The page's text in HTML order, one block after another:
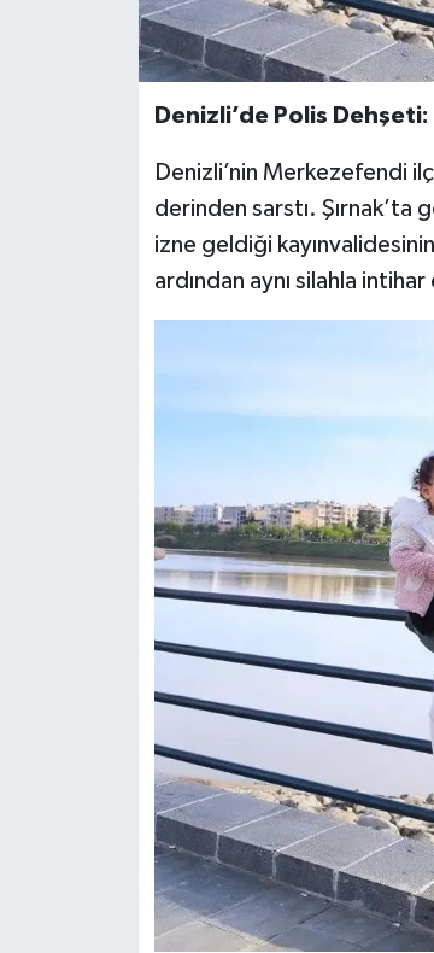
Denizli’de Polis
Denizli’nin Merkezefendi
derinden sarstı.
izne geldiği
ardından aynı silahla
VİZYONDAKİLER